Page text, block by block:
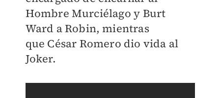
Hombre Murciélago y Burt
Ward a Robin, mientras
que César Romero dio vida al
Joker.